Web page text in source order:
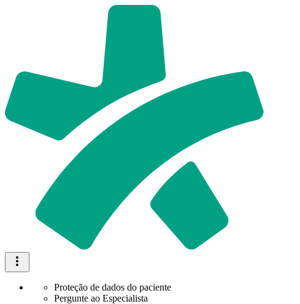
Proteção de dados do paciente
Pergunte ao Especialista